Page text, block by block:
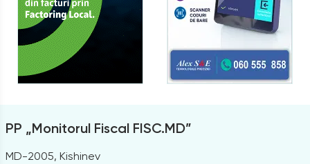
PP „Monitorul Fiscal FISC.MD”
MD-2005, Kishinev